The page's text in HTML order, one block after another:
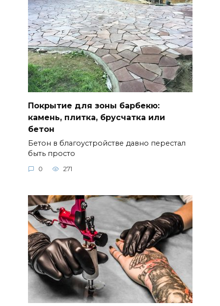
Покрытие для зоны барбекю:
камень, плитка, брусчатка или
бетон
Бетон в благоустройстве давно перестал
быть просто
0 271